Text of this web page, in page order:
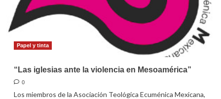
Papel y tinta
“Las iglesias ante la violencia en Mesoamérica”
0
Los miembros de la Asociación Teológica Ecuménica Mexicana,